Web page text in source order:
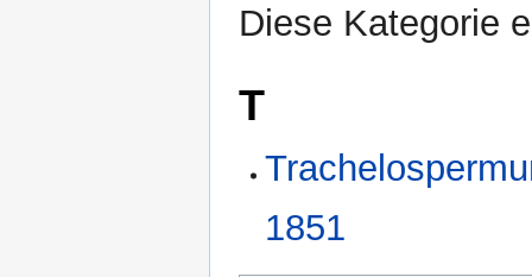
Diese Kategorie
T
1851